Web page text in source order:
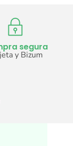
segura
y Bizum